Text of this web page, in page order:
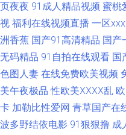
Av 伪娘自拍一区 91在线观看最新
本 欧美自慰色图 91黑料私人丝袜
91视频网站在线观看免费 久久
蝌蚪 欧美熟女综合导航 91殴美
页夜夜 91成人精品视频 蜜桃
视 福利在线视频直播 一区
洲香蕉 国产91高清精品 国产
无码精品 91自拍在线观看 国
色图人妻 在线免费欧美视频
美午夜极品 性欧美ⅩⅩⅩⅩ乱
卡 加勒比性爱网 青草国产在
波多野结依电影 91狠狠撸 成